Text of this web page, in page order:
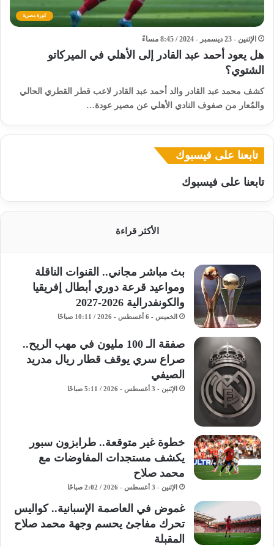
كورة مصرية
الإثنين - 23 ديسمبر - 2024 / 8:45 مساءً
هل يعود أحمد عبد القادر إلى الأهلي في الميركاتو
الشتوي؟
كشف محمد عبد القادر والد أحمد عبد القادر لاعب قطر القطري الحالي
والمُعار من صفوف النادي الأهلي عن مصير عودة…
تابعنا على فيسبوك
تابعنا على فيسبوك
الأكثر قراءة
بث مباشر مجاني.. القنوات الناقلة
ومواعيد قرعة دوري أبطال إفريقيا
والكونفدرالية 2026-2027
الخميس - 6 أغسطس - 2026 / 10:11 صباحًا
صفقة الـ 100 مليون في مهب الريح..
صراع سري يوقف قطار ريال مدريد
الصيفي
الإثنين - 3 أغسطس - 2026 / 5:11 صباحًا
خطوة غير متوقعة.. طرابزون سبور
يكشف مستجدات المفاوضات مع
محمد صلاح
الإثنين - 3 أغسطس - 2026 / 2:02 صباحًا
غموض في العاصمة الإسبانية.. كواليس
تحرك مفاجئ يحسم وجهة محمد صلاح
المقبلة